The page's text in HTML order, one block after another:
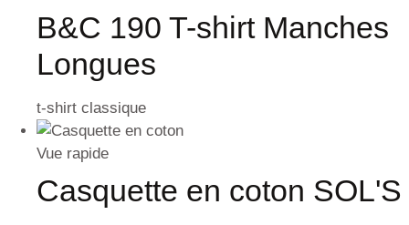
B&C 190 T-shirt Manches
Longues
t-shirt classique
Vue rapide
Casquette en coton SOL'S